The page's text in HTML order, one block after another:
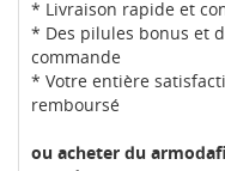
* Livraison rapide et
* Des pilules bonus et
commande
* Votre entière
remboursé
ou acheter du